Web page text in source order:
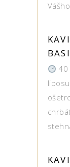
KAVI
40
KAVI